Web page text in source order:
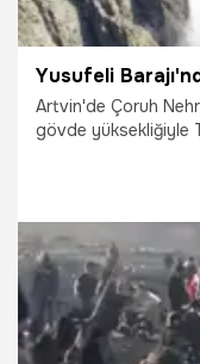
Artvin'de Çoruh
gövde yüksekliğiyle
Bunlardan 5'i, Artvin
büyükleri Yusufeli ve
275 metre gövde
barajı konumunda"
28.12.2024 Gündem